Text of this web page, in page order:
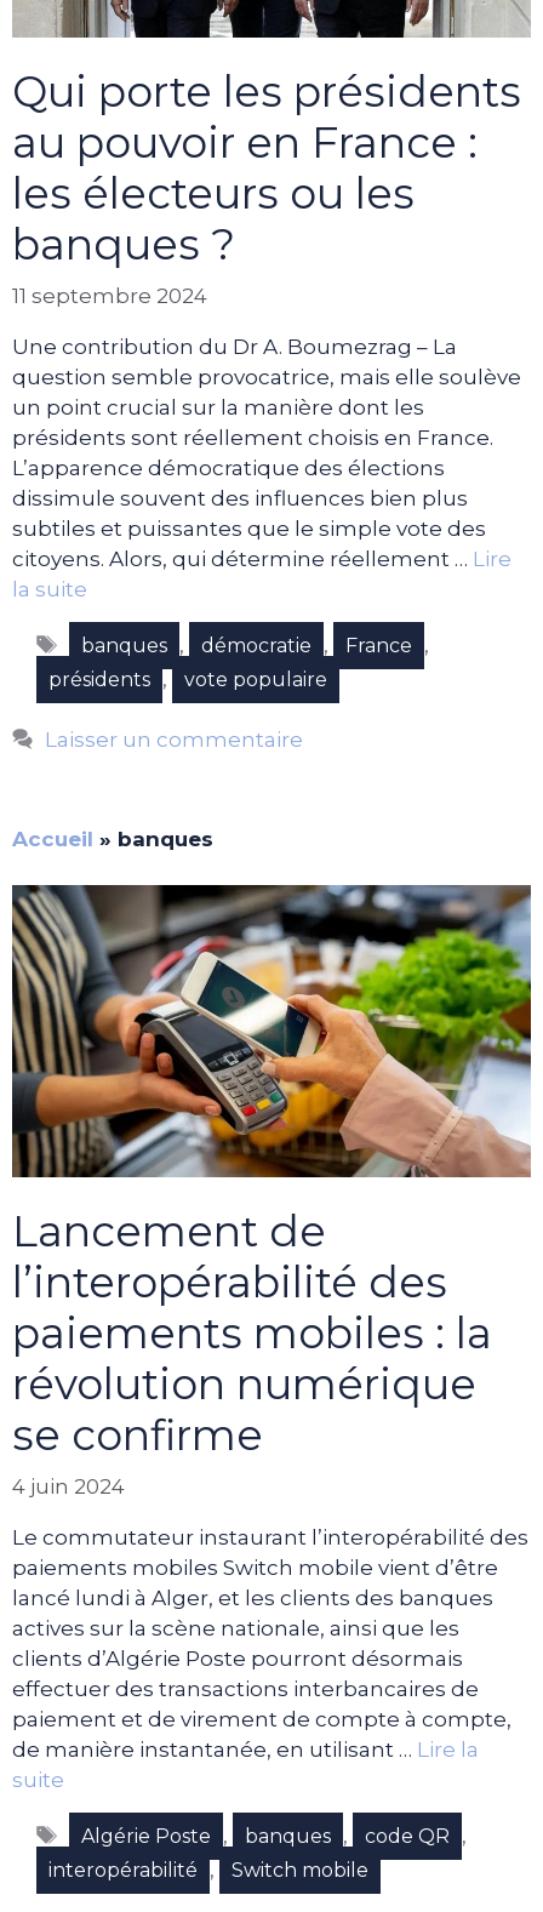
Qui porte les présidents
au pouvoir en France :
les électeurs ou les
banques ?
11 septembre 2024
Une contribution du Dr A. Boumezrag – La
question semble provocatrice, mais elle soulève
un point crucial sur la manière dont les
présidents sont réellement choisis en France.
L’apparence démocratique des élections
dissimule souvent des influences bien plus
subtiles et puissantes que le simple vote des
citoyens. Alors, qui détermine réellement … Lire
la suite
Étiquettes
banques , démocratie , France ,
présidents , vote populaire
Laisser un commentaire
Accueil » banques
Lancement de
l’interopérabilité des
paiements mobiles : la
révolution numérique
se confirme
4 juin 2024
Le commutateur instaurant l’interopérabilité des
paiements mobiles Switch mobile vient d’être
lancé lundi à Alger, et les clients des banques
actives sur la scène nationale, ainsi que les
clients d’Algérie Poste pourront désormais
effectuer des transactions interbancaires de
paiement et de virement de compte à compte,
de manière instantanée, en utilisant … Lire la
suite
Étiquettes
Algérie Poste , banques , code QR ,
interopérabilité , Switch mobile